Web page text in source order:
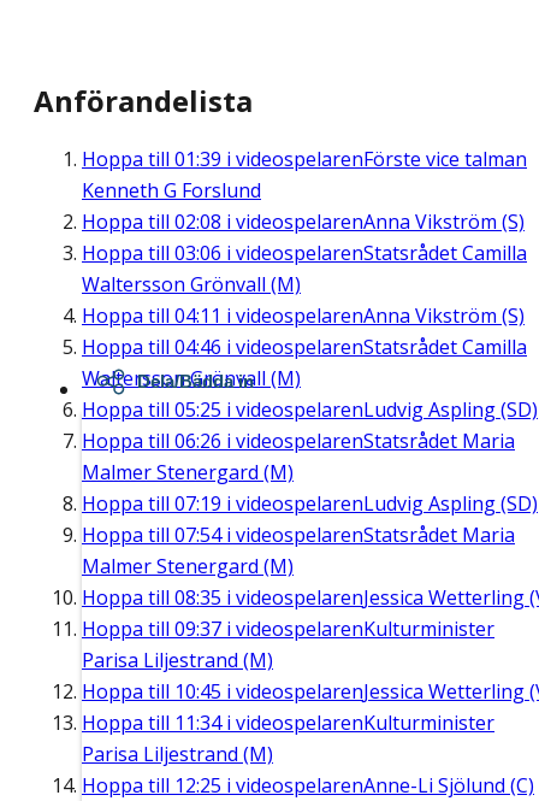
Anförandelista
Hoppa till 01:39 i videospelarenFörste vice talman
Kenneth G Forslund
Hoppa till 02:08 i videospelarenAnna Vikström (S)
Hoppa till 03:06 i videospelarenStatsrådet Camilla
Waltersson Grönvall (M)
Hoppa till 04:11 i videospelarenAnna Vikström (S)
Hoppa till 04:46 i videospelarenStatsrådet Camilla
Waltersson Grönvall (M)
Hoppa till 05:25 i videospelarenLudvig Aspling (SD)
Hoppa till 06:26 i videospelarenStatsrådet Maria
Malmer Stenergard (M)
Hoppa till 07:19 i videospelarenLudvig Aspling (SD)
Hoppa till 07:54i videospelarenStatsrådet Maria
Malmer Stenergard (M)
Hoppa till 08:35 i videospelarenJessica Wetterling
Hoppa till 09:37 i videospelarenKulturminister
Parisa Liljestrand (M)
Hoppa till 10:45 i videospelarenJessica Wetterling
Hoppa till 11:34i videospelarenKulturminister
Parisa Liljestrand (M)
Hoppa till 12:25 i videospelarenAnne-Li Sjölund (C)
Dela/Bädda in